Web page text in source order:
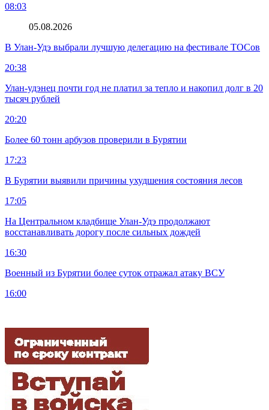
08:03
05.08.2026
В Улан-Удэ выбрали лучшую делегацию на фестивале ТОСов
20:38
Улан-удэнец почти год не платил за тепло и накопил долг в 20
тысяч рублей
20:20
Более 60 тонн арбузов проверили в Бурятии
17:23
В Бурятии выявили причины ухудшения состояния лесов
17:05
На Центральном кладбище Улан-Удэ продолжают
восстанавливать дорогу после сильных дождей
16:30
Военный из Бурятии более суток отражал атаку ВСУ
16:00